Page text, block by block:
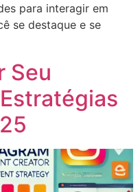
para interagir em
se destaque e se
Seu